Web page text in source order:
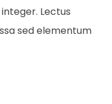
Lectus
sed elementum